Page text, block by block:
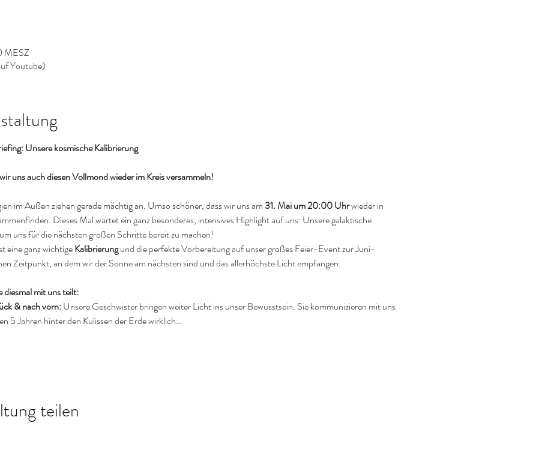
MESZ
Youtube)
Unsere kosmische Kalibrierung
uns auch diesen Vollmond wieder im Kreis versammeln!
im Außen ziehen gerade mächtig an. Umso schöner, dass wir uns am 31. Mai um 20:00 Uhr wieder in
Dieses Mal wartet ein ganz besonderes, intensives Highlight auf uns: Unsere galaktische
uns für die nächsten großen Schritte bereit zu machen!
eine ganz wichtige Kalibrierung und die perfekte Vorbereitung auf unser großes Feier-Event zur Juni-
Zeitpunkt, an dem wir der Sonne am nächsten sind und das allerhöchste Licht empfangen.
diesmal mit uns teilt:
& nach vorn: Unsere Geschwister bringen weiter Licht ins unser Bewusstsein. Sie kommunizieren mit uns
5 Jahren hinter den Kulissen der Erde wirklich…
teilen